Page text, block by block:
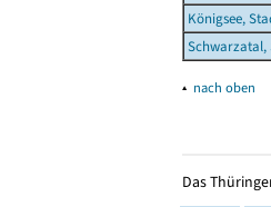
Königsee,
Schwarzatal,
▴ nach oben
Das